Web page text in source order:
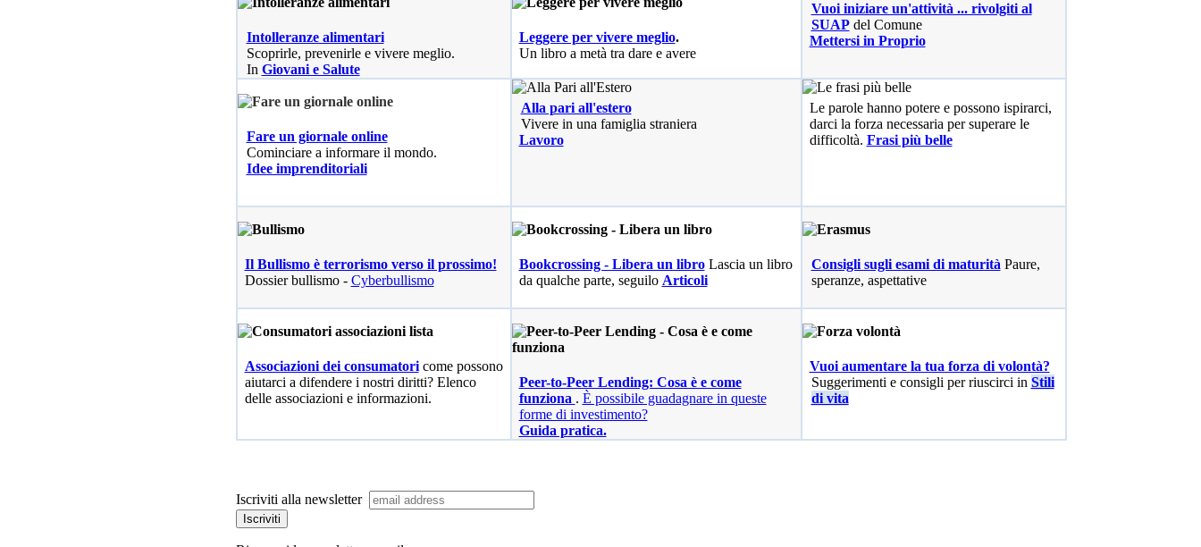
Intolleranze alimentari
Scoprirle, prevenirle e vivere meglio.
In Giovani e Salute
Leggere per vivere meglio.
Un libro a metà tra dare e avere
Vuoi iniziare un'attività ... rivolgiti al
SUAPdel Comune
Mettersi in Proprio
Fare un giornale online
Cominciare a informare il mondo.
Idee imprenditoriali
Alla pari all'estero
Vivere in una famiglia straniera
Lavoro
Le parole hanno potere e possono ispirarci,
darci la forza necessaria per superare le
difficoltà. Frasi più belle
Il Bullismo è terrorismo verso il prossimo!
Dossier bullismo - Cyberbullismo
Bookcrossing - Libera un libroLascia un libro
da qualche parte, seguilo Articoli
Consigli sugli esami di maturità Paure,
speranze, aspettative
Associazioni dei consumatoricome possono
aiutarci a difendere i nostri diritti? Elenco
delle associazioni e informazioni.
Peer-to-Peer Lending: Cosa è e come
funziona . È possibile guadagnare in queste
forme di investimento?
Guida pratica.
Vuoi aumentare la tua forza di volontà?
Suggerimenti e consigli per riuscirci in Stili
di vita
Iscriviti alla newsletter